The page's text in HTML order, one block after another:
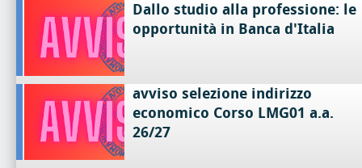
Dallo studio alla professione: le
opportunità in Banca d'Italia
avviso selezione indirizzo
economico Corso LMG01 a.a.
26/27